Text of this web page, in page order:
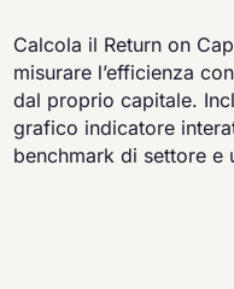
Calcola il Return on
misurare l’efficienza
dal proprio capitale.
grafico indicatore
benchmark di settore e